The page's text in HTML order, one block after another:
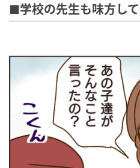
■学校の先生も味方し